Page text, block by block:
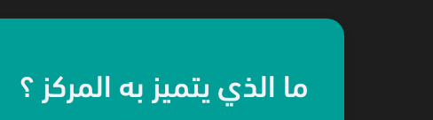
ما الذي يتميز به المركز ؟